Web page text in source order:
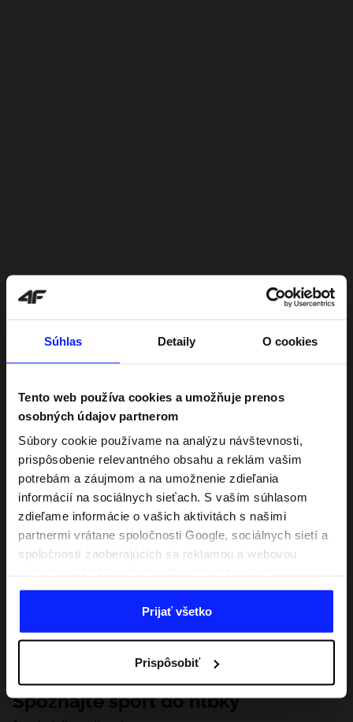
Súhlas Detaily O cookies
Tento web používa cookies a umožňuje prenos
osobných údajov partnerom
Súbory cookie používame na analýzu návštevnosti,
prispôsobenie relevantného obsahu a reklám vašim
potrebám a záujmom a na umožnenie zdieľania
informácií na sociálnych sieťach. S vaším súhlasom
zdieľame informácie o vašich aktivitách s našimi
partnermi vrátane spoločnosti Google, sociálnych sietí a
spoločností zaoberajúcich sa reklamou a webovou
kombinovať s inými, ktoré poskytnete mimo tejto
webovej stránky, ako aj s údajmi, ktoré získajú v
dôsledku vášho používania ich služieb. S vaším
našim partnerom, aby sme zacielili a zlepšili spôsob
zobrazovania online reklamy, vykonali analytický
prieskum, upravili obsah a zlepšili riešenia ponúkané
Prijať všetko
Prispôsobiť
Spoznajte šport do hĺbky